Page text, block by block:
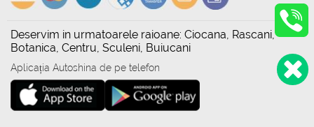
Deservim in urmatoarele raioane: Ciocana, Rascani,
Botanica, Centru, Sculeni, Buiucani
Aplicația Autoshina de pe telefon